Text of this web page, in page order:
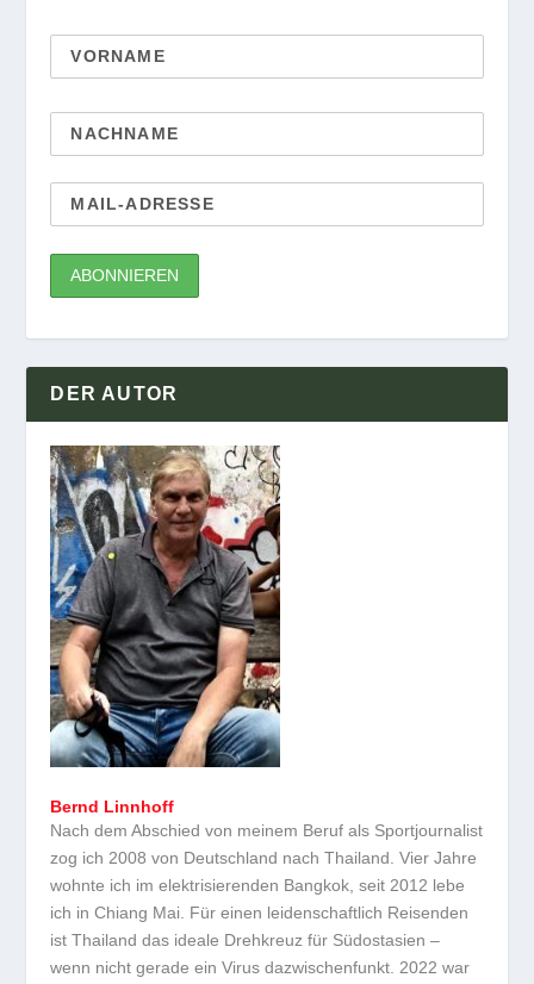
DER AUTOR
Bernd Linnhoff
Nach dem Abschied von meinem Beruf als Sportjournalist
zog ich 2008 von Deutschland nach Thailand. Vier Jahre
wohnte ich im elektrisierenden Bangkok, seit 2012 lebe
ich in Chiang Mai. Für einen leidenschaftlich Reisenden
ist Thailand das ideale Drehkreuz für Südostasien –
wenn nicht gerade ein Virus dazwischenfunkt. 2022 war